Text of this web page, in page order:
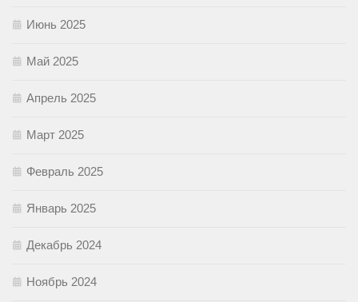
Июнь 2025
Май 2025
Апрель 2025
Март 2025
Февраль 2025
Январь 2025
Декабрь 2024
Ноябрь 2024